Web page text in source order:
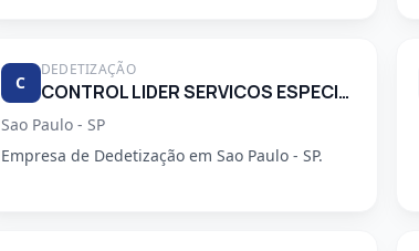
C
DEDETIZAÇÃO
CONTROL LIDER SERVICOS ESPECIALIZADOS LTDA
Sao Paulo - SP
Empresa de Dedetização em Sao Paulo - SP.